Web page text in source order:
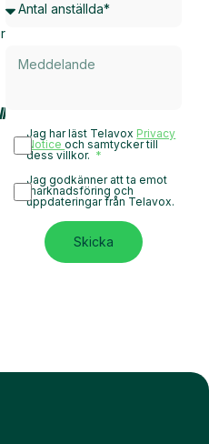
Jag har läst Telavox Privacy
Noticeoch samtycker till
dess villkor.
Jag godkänner att ta emot
marknadsföring och
uppdateringar från Telavox.
Skicka